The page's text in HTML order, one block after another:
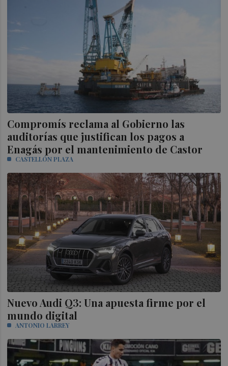
Compromís reclama al Gobierno las
auditorías que justifican los pagos a
Enagás por el mantenimiento de Castor
CASTELLÓN PLAZA
Nuevo Audi Q3: Una apuesta firme por el
mundo digital
ANTONIO LARREY